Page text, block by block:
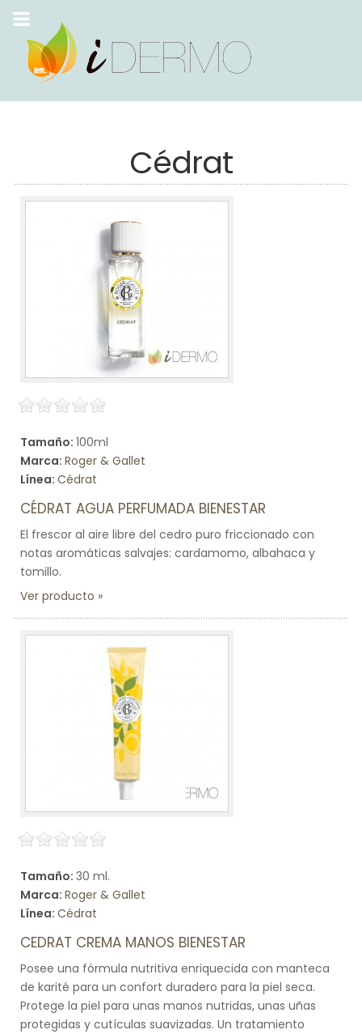
Cédrat
Tamaño: 100ml
Marca: Roger & Gallet
Línea: Cédrat
CÉDRAT AGUA PERFUMADA BIENESTAR
El frescor al aire libre del cedro puro friccionado con
notas aromáticas salvajes: cardamomo, albahaca y
tomillo.
Ver producto
Tamaño: 30 ml.
Marca: Roger & Gallet
Línea: Cédrat
CEDRAT CREMA MANOS BIENESTAR
Posee una fórmula nutritiva enriquecida con manteca
de karité para un confort duradero para la piel seca.
Protege la piel para unas manos nutridas, unas uñas
protegidas y cutículas suavizadas. Un tratamiento